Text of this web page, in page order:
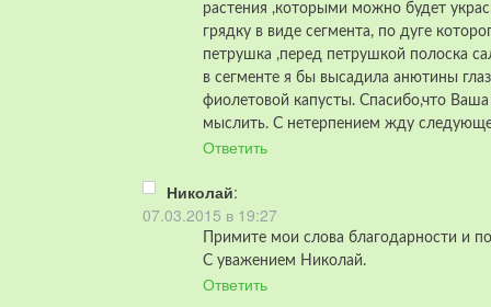
растения ,которыми можно будет
грядку в виде сегмента, по дуге
петрушка ,перед петрушкой полоска
в сегменте я бы высадила анютины
фиолетовой капусты. Спасибо,что
мыслить. С нетерпением жду
Ответить
Николай:
07.03.2015 в 19:27
Примите мои слова благодарности и
С уважением Николай.
Ответить